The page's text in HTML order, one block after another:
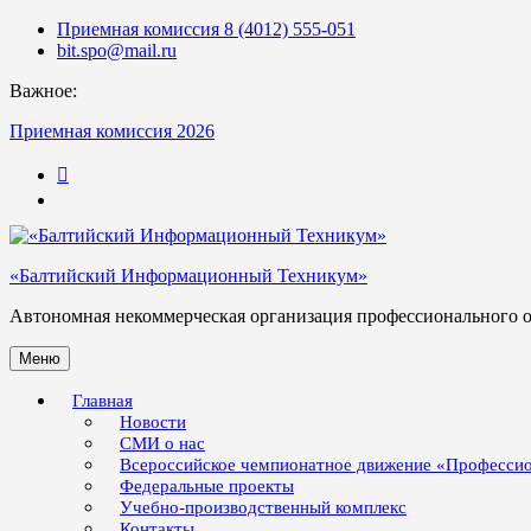
Skip
Приемная комиссия 8 (4012) 555-051
bit.spo@mail.ru
Важное:
Приемная комиссия 2026
«Балтийский Информационный Техникум»
Автономная некоммерческая организация профессионального
Меню
Главная
Новости
СМИ о нас
Всероссийское чемпионатное движение
Федеральные проекты
Учебно-производственный комплекс